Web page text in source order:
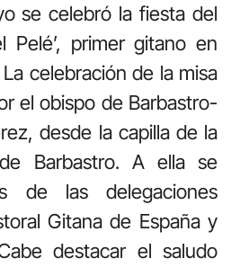
se celebró la fiesta del
Pelé’, primer gitano en
celebración de la misa
el obispo de Barbastro-
desde la capilla de la
Barbastro. A ella se
de las delegaciones
Gitana de España y
destacar el saludo